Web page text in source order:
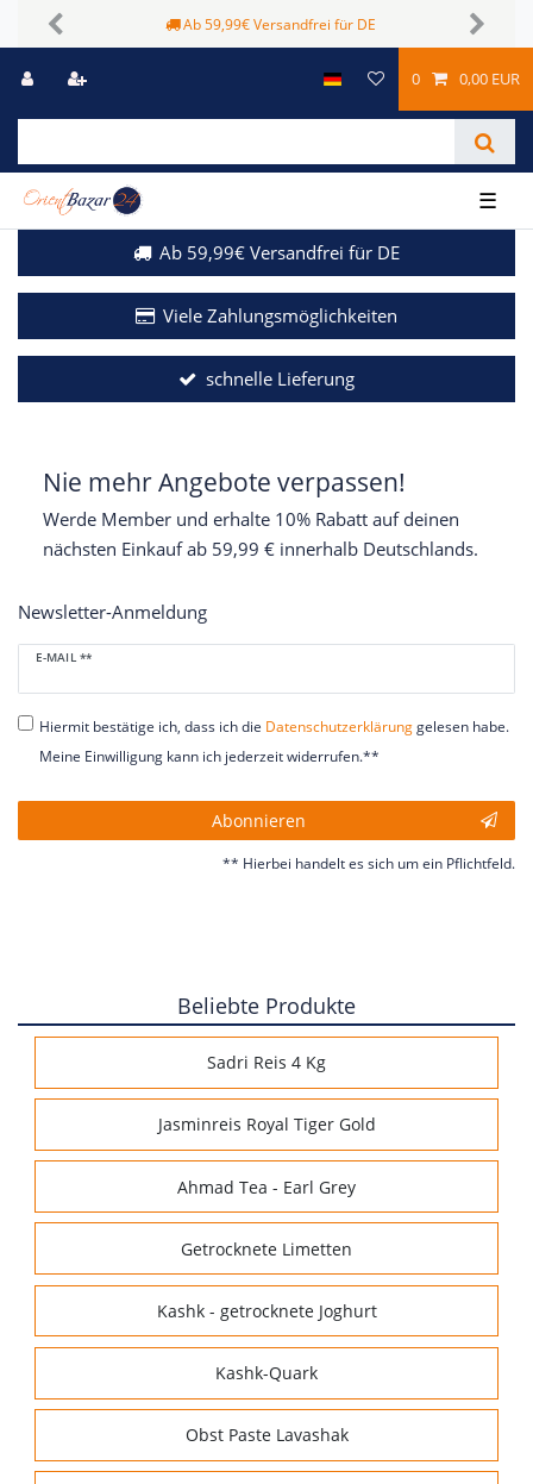
Ab 59,99€ Versandfrei für DE
Previous Next
0 0,00 EUR
☰
Ab 59,99€ Versandfrei für DE
Viele Zahlungsmöglichkeiten
schnelle Lieferung
Nie mehr Angebote verpassen!
Werde Member und erhalte 10% Rabatt auf deinen
nächsten Einkauf ab 59,99 € innerhalb Deutschlands.
Newsletter-Anmeldung
E-MAIL **
Newsletter
Honig
Hiermit bestätige ich, dass ich die Daten­schutz­erklärunggelesen habe.
Meine Einwilligung kann ich jederzeit widerrufen.**
Abonnieren
** Hierbei handelt es sich um ein Pflichtfeld.
Beliebte Produkte
Sadri Reis 4 Kg
Jasminreis Royal Tiger Gold
Ahmad Tea - Earl Grey
Getrocknete Limetten
Kashk - getrocknete Joghurt
Kashk-Quark
Obst Paste Lavashak